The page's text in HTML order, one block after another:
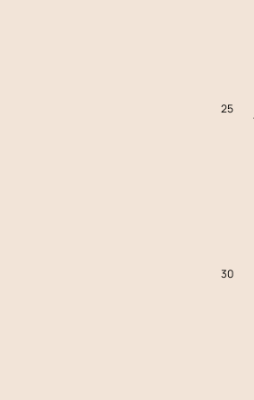
25
30